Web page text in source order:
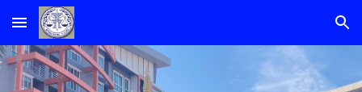
Skip to main content Skip to navigation